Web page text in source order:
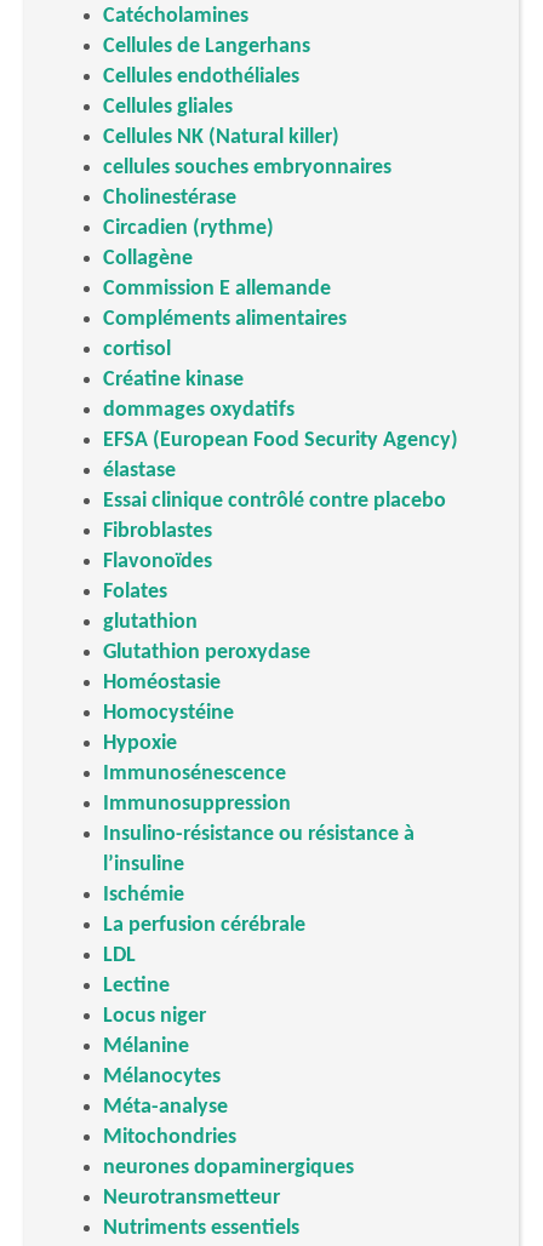
Catécholamines
Cellules de Langerhans
Cellules endothéliales
Cellules gliales
Cellules NK (Natural killer)
cellules souches embryonnaires
Cholinestérase
Circadien (rythme)
Collagène
Commission E allemande
Compléments alimentaires
cortisol
Créatine kinase
dommages oxydatifs
EFSA (European Food Security Agency)
élastase
Essai clinique contrôlé contre placebo
Fibroblastes
Flavonoïdes
Folates
glutathion
Glutathion peroxydase
Homéostasie
Homocystéine
Hypoxie
Immunosénescence
Immunosuppression
Insulino-résistance ou résistance à
l’insuline
Ischémie
La perfusion cérébrale
LDL
Lectine
Locus niger
Mélanine
Mélanocytes
Méta-analyse
Mitochondries
neurones dopaminergiques
Neurotransmetteur
Nutriments essentiels